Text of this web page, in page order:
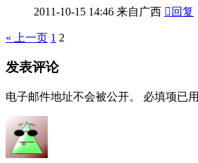
2011-10-15 14:46 来自广西  回复
« 上一页 1 2
发表评论
电子邮件地址不会被公开。 必填项已用